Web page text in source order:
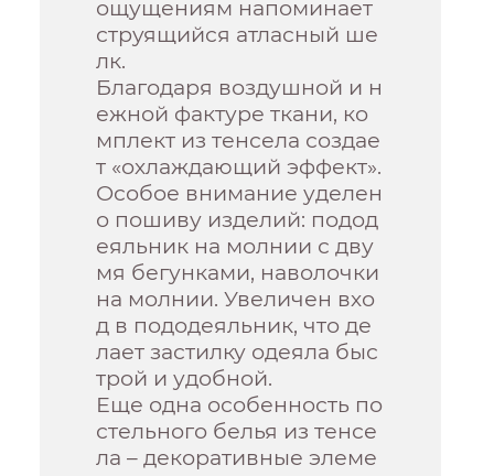
ощущениям напоминает
струящийся атласный ше
лк.
Благодаря воздушной и н
ежной фактуре ткани, ко
мплект из тенсела создае
т «охлаждающий эффект».
Особое внимание уделен
о пошиву изделий: подод
еяльник на молнии с дву
мя бегунками, наволочки
на молнии. Увеличен вхо
д в пододеяльник, что де
лает застилку одеяла быс
трой и удобной.
Еще одна особенность по
стельного белья из тенсе
ла – декоративные элеме